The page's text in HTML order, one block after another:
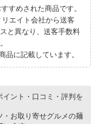
すめされた商品です。
エイト会社から送客
と異なり、送客手数料
品に記載しています。
ント・口コミ・評判を
お取り寄せグルメの麺